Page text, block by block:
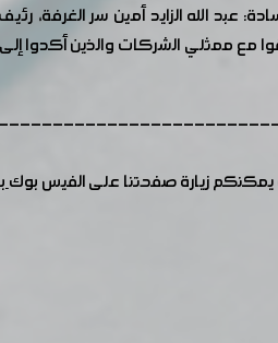
عبد الله الزايد أمين سر
مع ممثلي الشركات والذين أكدوا
يمكنكم زيارة صفحتنا على الفيس بوك